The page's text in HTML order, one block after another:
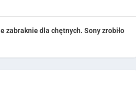
zabraknie dla chętnych. Sony zrobiło